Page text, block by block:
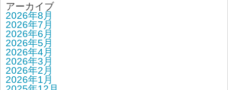
アーカイブ
2026年8月
2026年7月
2026年6月
2026年5月
2026年4月
2026年3月
2026年2月
2026年1月